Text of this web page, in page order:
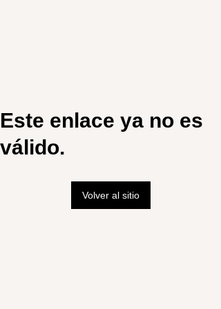
Este enlace ya no es
válido.
Volver al sitio